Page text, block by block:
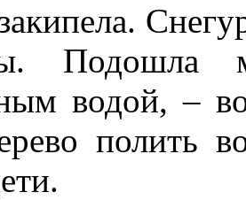
Подошла
водой, –
полить